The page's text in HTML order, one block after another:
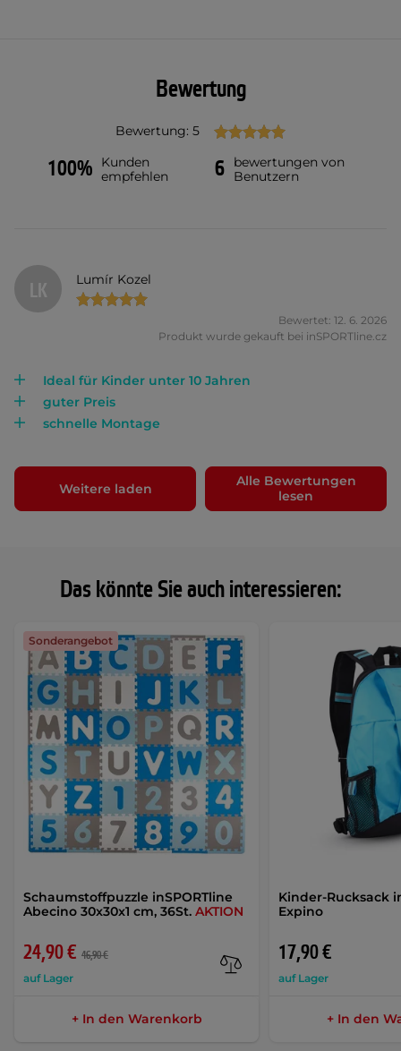
Das könnte Sie auch interessieren:
Schaumstoffpuzzle inSPORTline
Abecino 30x30x1 cm, 36St. AKTION
24,90 € 46,90 €
auf Lager
Sonderangebot
+ In den Warenkorb
Kinder-Rucksack
Expino
17,90 €
auf Lager
+ In den
Bewertung
Bewertung: 5
100%
Kunden
empfehlen
6
bewertungen von
Benutzern
LK Lumír Kozel
Bewertet: 12. 6. 2026
Produkt wurde gekauft bei inSPORTline.cz
Ideal für Kinder unter 10 Jahren
guter Preis
schnelle Montage
Weitere laden
Alle Bewertungen
lesen